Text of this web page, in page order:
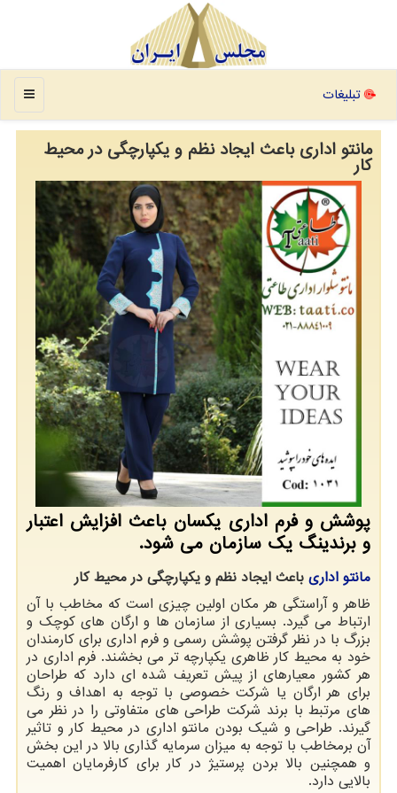
منو تبلیغات
مانتو اداری باعث ایجاد نظم و یكپارچگی در محیط
كار
پوشش و فرم اداری یكسان باعث افزایش اعتبار
و برندینگ یك سازمان می شود.
مانتو اداری باعث ایجاد نظم و یکپارچگی در محیط کار
ظاهر و آراستگی هر مکان اولین چیزی است که مخاطب با آن
ارتباط می گیرد. بسیاری از سازمان ها و ارگان های کوچک و
بزرگ با در نظر گرفتن پوشش رسمی و فرم اداری برای کارمندان
خود به محیط کار ظاهری یکپارچه تر می بخشند. فرم اداری در
هر کشور معیارهای از پیش تعریف شده ای دارد که طراحان
برای هر ارگان یا شرکت خصوصی با توجه به اهداف و رنگ
های مرتبط با برند شرکت طراحی های متفاوتی را در نظر می
گیرند. طراحی و شیک بودن مانتو اداری در محیط کار و تاثیر
آن برمخاطب با توجه به میزان سرمایه گذاری بالا در این بخش
و همچنین بالا بردن پرستیژ در کار برای کارفرمایان اهمیت
بالایی دارد.